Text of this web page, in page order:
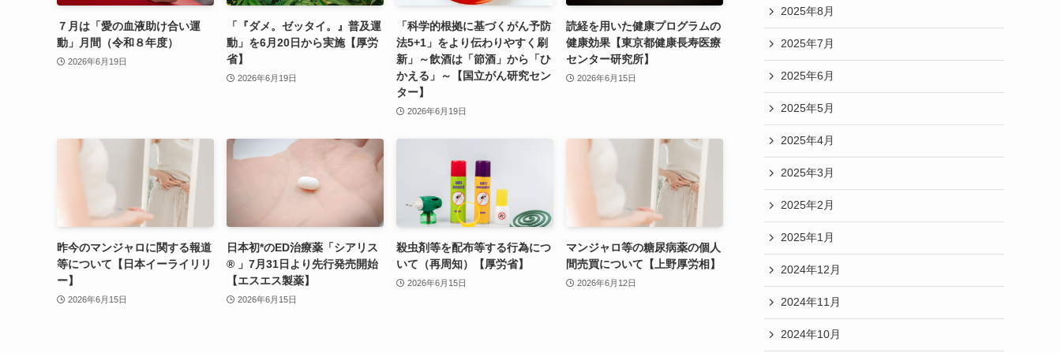
７月は「愛の血液助け合い運
動」月間（令和８年度）
2026年6月19日
「『ダメ。ゼッタイ。』普及運
動」を6月20日から実施【厚労
省】
2026年6月19日
「科学的根拠に基づくがん予防
法5+1」をより伝わりやすく刷
新」～飲酒は「節酒」から「ひ
かえる」～【国立がん研究セン
ター】
2026年6月19日
読経を用いた健康プログラムの
健康効果【東京都健康長寿医療
センター研究所】
2026年6月15日
昨今のマンジャロに関する報道
等について【日本イーライリリ
ー】
2026年6月15日
日本初*のED治療薬「シアリス
® 」7月31日より先行発売開始
【エスエス製薬】
2026年6月15日
殺虫剤等を配布等する行為につ
いて（再周知）【厚労省】
2026年6月15日
マンジャロ等の糖尿病薬の個人
間売買について【上野厚労相】
2026年6月12日
2025年8月
2025年7月
2025年6月
2025年5月
2025年4月
2025年3月
2025年2月
2025年1月
2024年12月
2024年11月
2024年10月